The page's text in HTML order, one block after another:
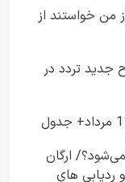
من خواستند از
جدید تردد در
ارگان
ردیابی های